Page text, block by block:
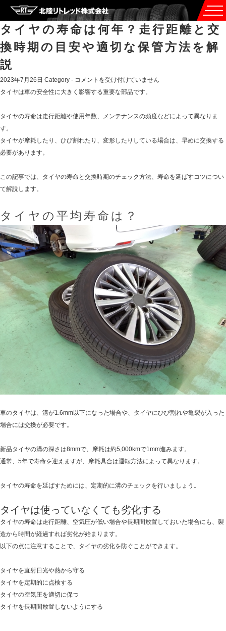
タイヤの寿命は何年？走行距離と交
換時期の目安や適切な保管方法を解
説
2023年7月26日 Category - タ
イ
の
命
年？
距
離
交
換
時
期
の
目
安
や
適
保
管
コメントを受け付けていません
タイヤは車の安全性に大きく影響する重要な部品です。
タイヤの寿命は走行距離や使用年数、メンテナンスの頻度などによって異なりま
す。
タイヤが摩耗したり、ひび割れたり、変形したりしている場合は、早めに交換する
必要があります。
この記事では、タイヤの寿命と交換時期のチェック方法、寿命を延ばすコツについ
て解説します。
タイヤの平均寿命は？
車のタイヤは、溝が1.6mm以下になった場合や、タイヤにひび割れや亀裂が入った
場合には交換が必要です。
新品タイヤの溝の深さは8mmで、摩耗は約5,000kmで1mm進みます。
通常、5年で寿命を迎えますが、摩耗具合は運転方法によって異なります。
タイヤの寿命を延ばすためには、定期的に溝のチェックを行いましょう。
タイヤは使っていなくても劣化する
タイヤの寿命は走行距離、空気圧が低い場合や長期間放置しておいた場合にも、製
造から時間が経過すれば劣化が始まります。
以下の点に注意することで、タイヤの劣化を防ぐことができます。
タイヤを直射日光や熱から守る
タイヤを定期的に点検する
タイヤの空気圧を適切に保つ
タイヤを長期間放置しないようにする